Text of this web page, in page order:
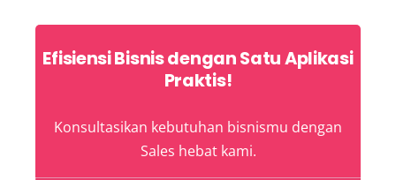
Efisiensi Bisnis dengan Satu Aplikasi
Praktis!
Konsultasikan kebutuhan bisnismu dengan
Sales hebat kami.